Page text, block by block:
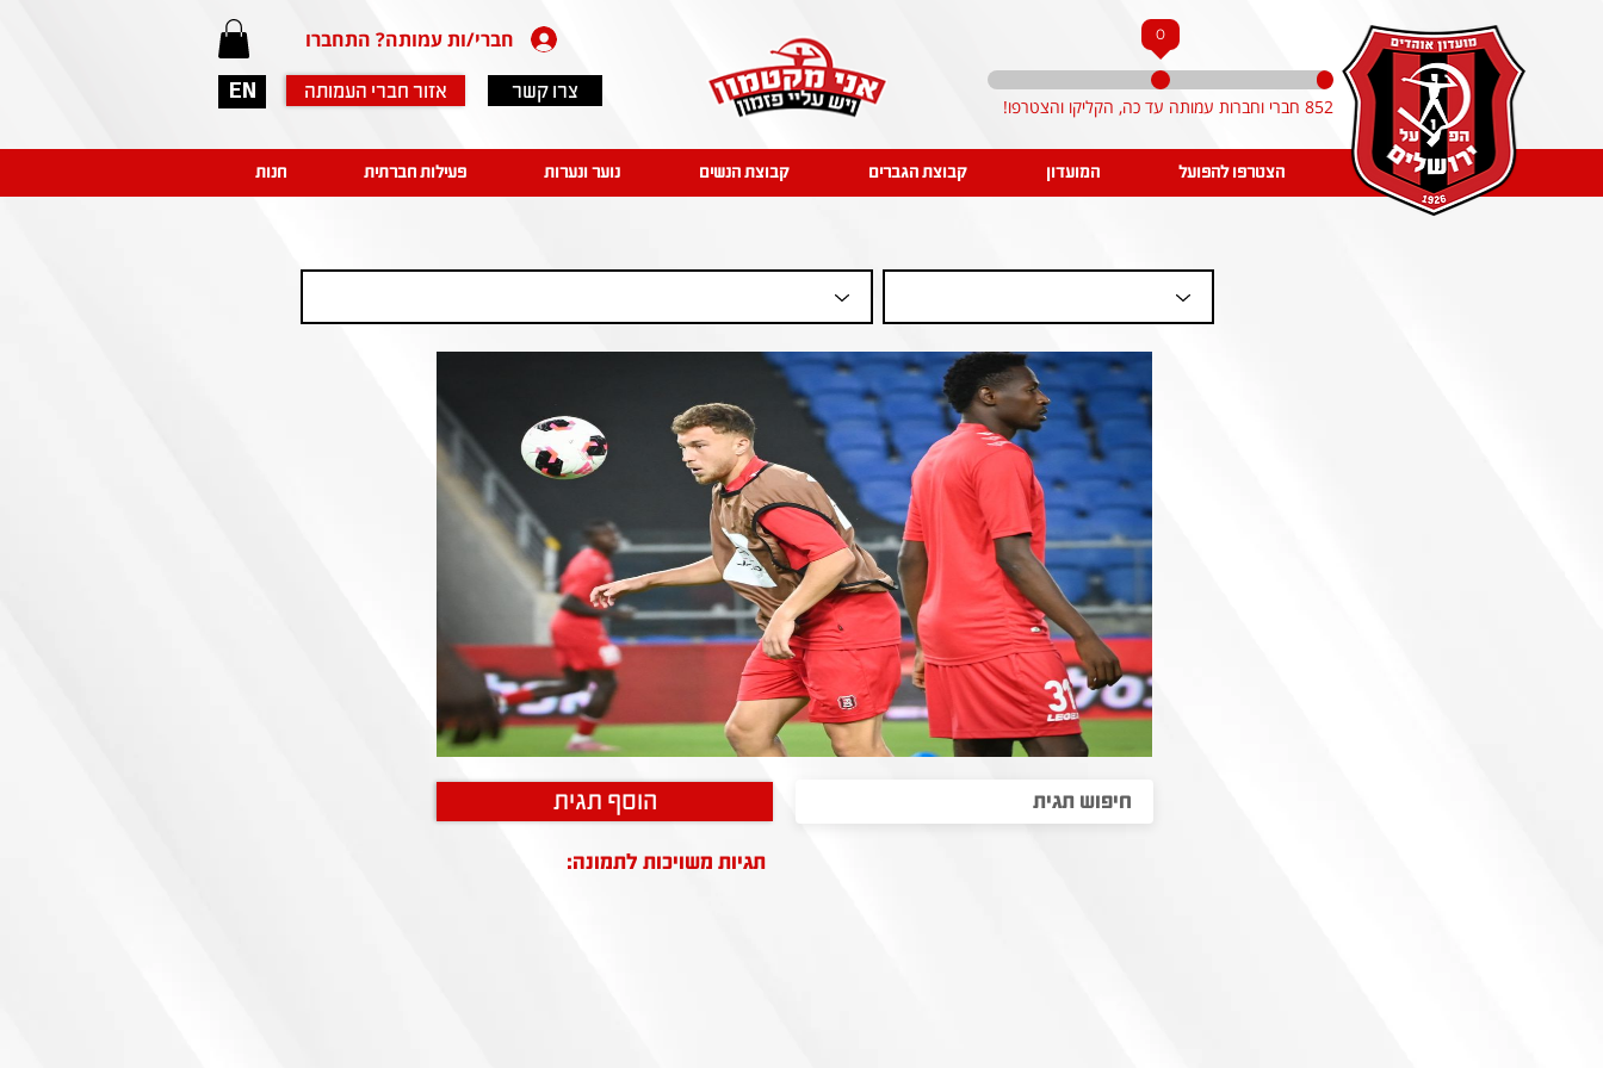
EN
חברי/ות עמותה? התחברו
אזור חברי העמותה צרו קשר
0
852 חברי וחברות עמותה עד כה, הקליקו והצטרפו!
הצטרפו להפועל המועדון קבוצת הגברים קבוצת הנשים נוער ונערות פעילות חברתית חנות
הוסף תגית
תגיות משויכות לתמונה: